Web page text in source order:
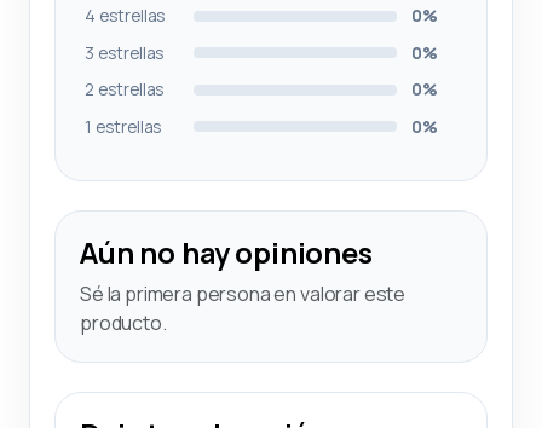
4 estrellas
0%
3 estrellas
0%
2 estrellas
0%
1 estrellas
0%
Aún no hay opiniones
Sé la primera persona en valorar este
producto.